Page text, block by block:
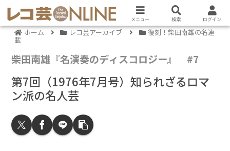
ホーム レコ芸アーカイブ 復刻！柴田南雄の名連
載
柴田南雄『名演奏のディスコロジー』 #7
第7回（1976年7月号）知られざるロマ
ン派の名人芸
メニュー 検索 ログイン